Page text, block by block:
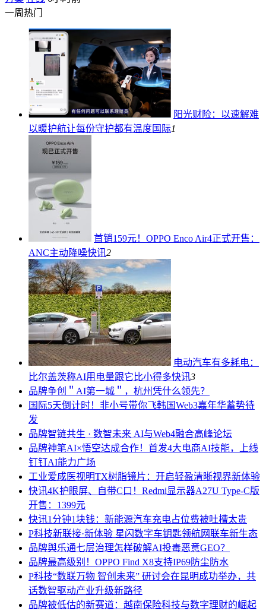
一周热门
阳光财险：以速解难
以暖护航让每份守护都有温度国际1
首销159元！OPPO Enco Air4正式开售：
ANC主动降噪快讯2
电动汽车有多耗电：
比尔盖茨称AI用电量跟它比小得多快讯3
品牌争创＂AI第一城＂，杭州凭什么领先？
国际5天倒计时！非小号带你飞韩国Web3嘉年华蓄势待
发
品牌智链共生 · 数智未来 AI与Web4融合高峰论坛
品牌神笔AI×悟空达成合作！首发4大电商AI技能，上线
钉钉AI能力广场
工业爱成医视明TX树脂镜片：开启轻盈清晰视界新体验
快讯4K护眼屏、自带C口！Redmi显示器A27U Type-C版
开售：1399元
快讯1分钟1块钱：新能源汽车充电占位费被吐槽太贵
P科技新联接·新体验 星闪数字车钥匙领航网联车新生态
品牌舆乐通七层治理怎样破解AI投毒恶意GEO？
品牌最高级别！OPPO Find X8支持IP69防尘防水
P科技“数联万物 智创未来” 研讨会在昆明成功举办，共
话数智驱动产业升级新路径
品牌被低估的新赛道：越南保险科技与数字理财的崛起